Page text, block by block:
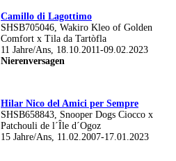
Camillo di Lagottimo
SHSB705046, Wakiro Kleo of Golden
Comfort x Tila da Tartòfla
11 Jahre/Ans, 18.10.2011-09.02.2023
Nierenversagen
Hilar Nico del Amici per Sempre
SHSB658843, Snooper Dogs Ciocco x
Patchouli de l´Île d´Ogoz
15 Jahre/Ans, 11.02.2007-17.01.2023